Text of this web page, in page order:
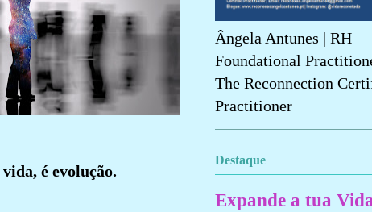
é evolução.
Ângela Antunes | RH
Foundational
The Reconnection
Practitioner
Destaque
Expande a tua